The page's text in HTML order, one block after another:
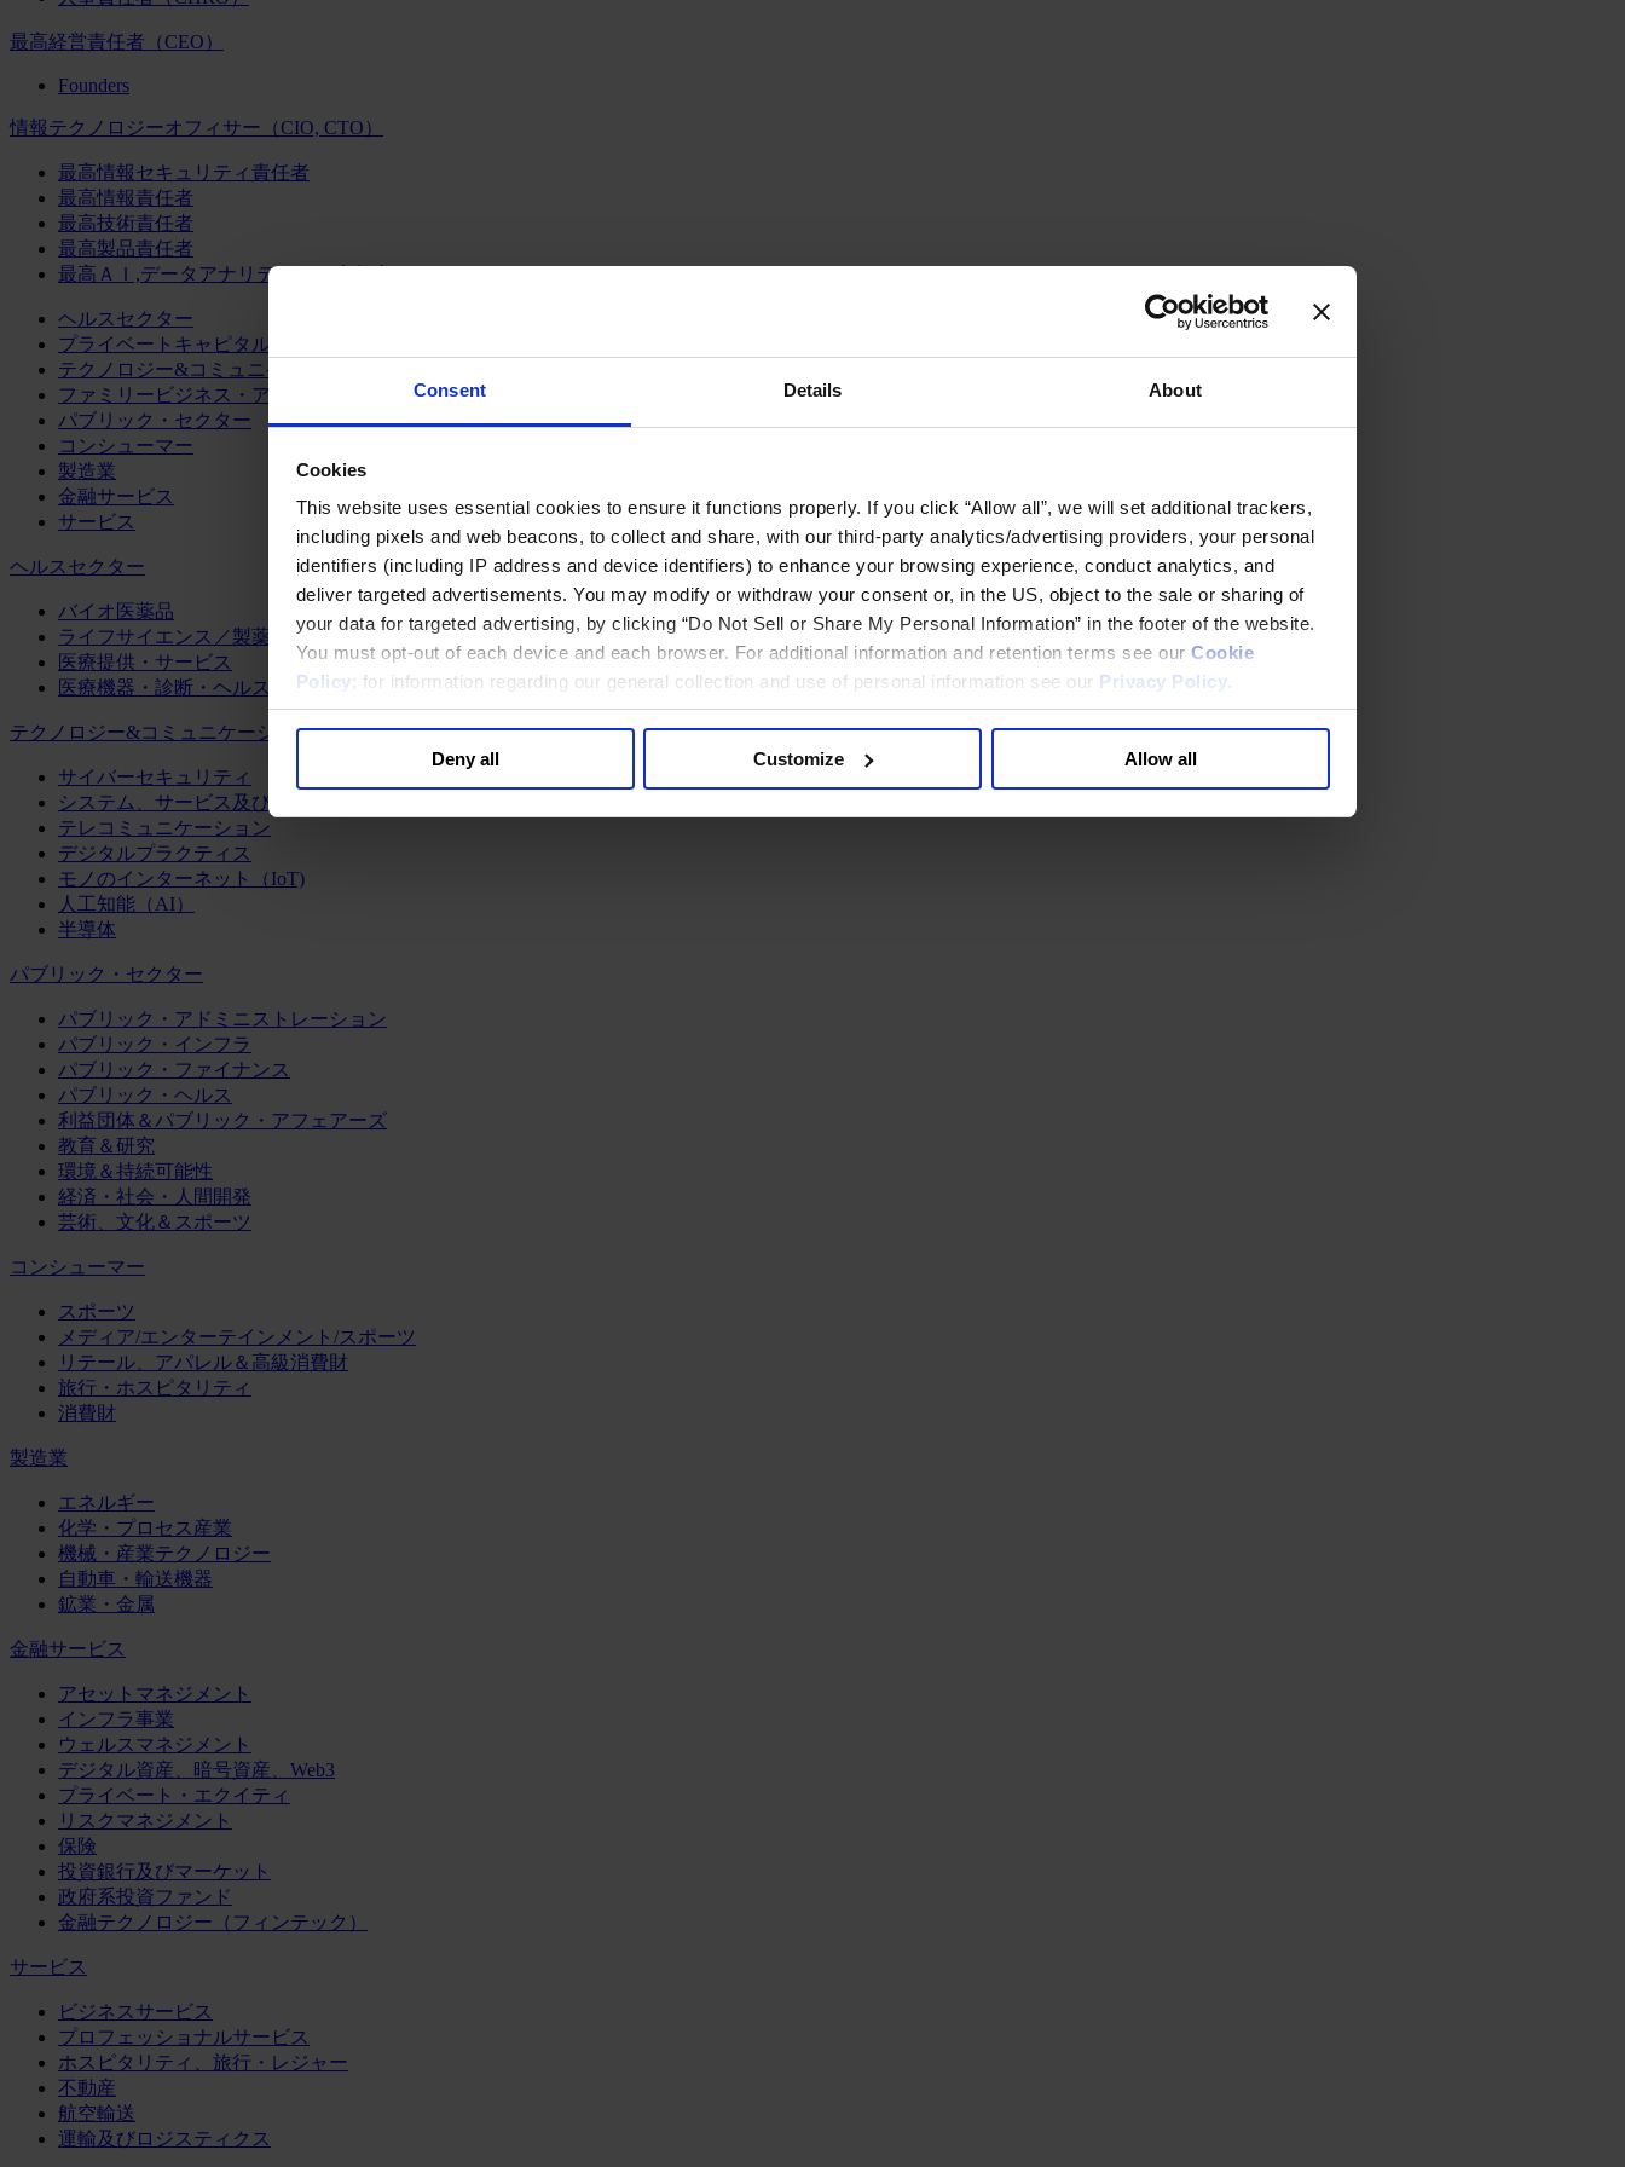
Consent Details About
Cookies
This website uses essential cookies to ensure it functions properly. If you click “Allow all”, we will set additional trackers,
including pixels and web beacons, to collect and share, with our third-party analytics/advertising providers, your personal
identifiers (including IP address and device identifiers) to enhance your browsing experience, conduct analytics, and
deliver targeted advertisements. You may modify or withdraw your consent or, in the US, object to the sale or sharing of
your data for targeted advertising, by clicking “Do Not Sell or Share My Personal Information” in the footer of the website.
You must opt-out of each device and each browser. For additional information and retention terms see our Cookie
Policy; for information regarding our general collection and use of personal information see our Privacy Policy
Deny all Customize Allow all
最高経営責任者（CEO）
Founders
情報テクノロジーオフィサー（CIO, CTO）
最高情報セキュリティ責任者
最高情報責任者
最高技術責任者
最高製品責任者
最高ＡＩ,データアナリティクス責任者
ヘルスセクター
プライベートキャピタル
テクノロジー&コミュニケーション
ファミリービジネス・アドバイザリー
パブリック・セクター
コンシューマー
製造業
金融サービス
サービス
ヘルスセクター
バイオ医薬品
ライフサイエンス／製薬
医療提供・サービス
医療機器・診断・ヘルスケアテクノロジー
テクノロジー&コミュニケーション
サイバーセキュリティ
システム、サービス及びソフトウェア
テレコミュニケーション
デジタルプラクティス
モノのインターネット（IoT)
人工知能（AI）
半導体
パブリック・セクター
パブリック・アドミニストレーション
パブリック・インフラ
パブリック・ファイナンス
パブリック・ヘルス
利益団体＆パブリック・アフェアーズ
教育＆研究
環境＆持続可能性
経済・社会・人間開発
芸術、文化＆スポーツ
コンシューマー
スポーツ
メディア/エンターテインメント/スポーツ
リテール、アパレル＆高級消費財
旅行・ホスピタリティ
消費財
製造業
エネルギー
化学・プロセス産業
機械・産業テクノロジー
自動車・輸送機器
鉱業・金属
金融サービス
アセットマネジメント
インフラ事業
ウェルスマネジメント
デジタル資産、暗号資産、Web3
プライベート・エクイティ
リスクマネジメント
保険
投資銀行及びマーケット
政府系投資ファンド
金融テクノロジー（フィンテック）
サービス
ビジネスサービス
プロフェッショナルサービス
ホスピタリティ、旅行・レジャー
不動産
航空輸送
運輸及びロジスティクス